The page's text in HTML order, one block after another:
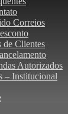
Correios
de Clientes
Autorizados
– Institucional